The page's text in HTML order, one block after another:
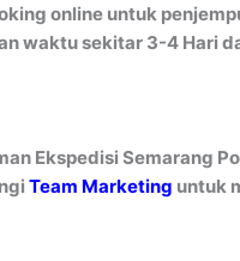
online untuk
waktu sekitar 3-4 Hari
Ekspedisi Semarang
Team Marketing untuk